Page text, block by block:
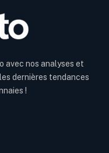
avec nos analyses et
dernières tendances
!